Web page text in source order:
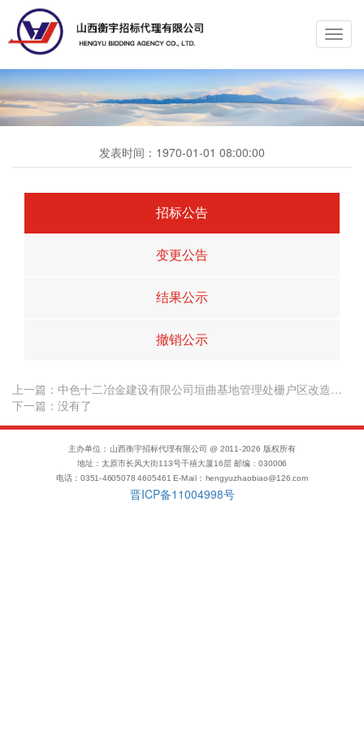
发表时间： 1970-01-01 08:00:00
招标公告
变更公告
结果公示
撤销公示
上一篇： 中色十二冶金建设有限公司垣曲基地管理处栅户区改造项目招标公告
下一篇：没有了
主办单位：山西衡宇招标代理有限公司 @ 2011-2026 版权所有
地址：太原市长风大街113号千禧大厦16层 邮编：030006
电话：0351-4605078 4605461 E-Mail：hengyuzhaobiao@126.com
晋ICP备11004998号